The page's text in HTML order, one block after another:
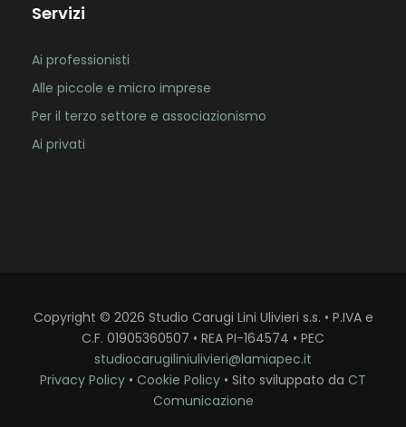
Servizi
Ai professionisti
Alle piccole e micro imprese
Per il terzo settore e associazionismo
Ai privati
Copyright © 2026 Studio Carugi Lini Ulivieri s.s. • P.IVA e
C.F. 01905360507 • REA PI-164574 • PEC
studiocarugiliniulivieri@lamiapec.it
Privacy Policy • Cookie Policy • Sito sviluppato da CT
Comunicazione